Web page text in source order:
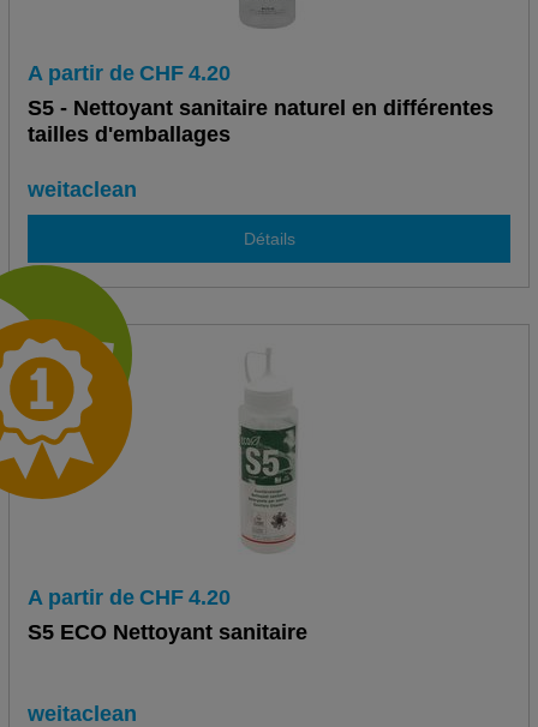
A partir de CHF 4.20
S5 - Nettoyant sanitaire naturel en différentes
tailles d'emballages
weitaclean
Détails
A partir de CHF 4.20
S5 ECO Nettoyant sanitaire
weitaclean